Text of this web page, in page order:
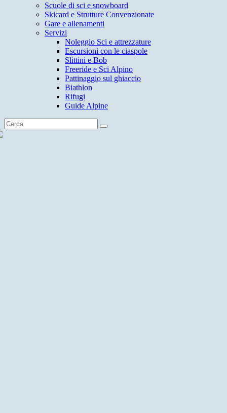
Scuole di sci e snowboard
Skicard e Strutture Convenzionate
Gare e allenamenti
Servizi
Noleggio Sci e attrezzature
Escursioni con le ciaspole
Slittini e Bob
Freeride e Sci Alpino
Pattinaggio sul ghiaccio
Biathlon
Rifugi
Guide Alpine